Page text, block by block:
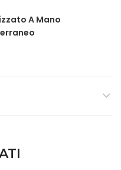
A Mano